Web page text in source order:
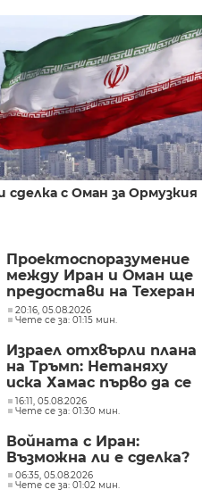
сделка с Оман за Ормузкия
Проектоспоразумение
между Иран и Оман ще
предостави на Техеран
контрола над кораби,
влизащи в Персийския
20:16, 05.08.2026
Чете се за: 01:15 мин.
Израел отхвърли плана
на Тръмп: Нетаняху
иска Хамас първо да се
разоръжи
16:11, 05.08.2026
Чете се за: 01:30 мин.
Войната с Иран:
Възможна ли е сделка?
06:35, 05.08.2026
Чете се за: 01:02 мин.